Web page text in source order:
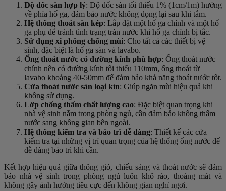
Độ dốc sàn hợp lý: Độ dốc sàn tối thiểu 1% (1cm/1m) hướng
về phía hố ga, đảm bảo nước không đọng lại sau khi tắm.
Hệ thống thoát sàn kép: Lắp đặt một hố ga chính và một hố
ga phụ để tránh tình trạng tràn nước khi hố ga chính bị tắc.
Sử dụng xi phông chống mùi: Cho tất cả các thiết bị vệ
sinh, đặc biệt là hố ga sàn và lavabo.
Ống thoát nước có đường kính phù hợp: Ống thoát nước
chính nên có đường kính tối thiểu 110mm, ống thoát từ
lavabo khoảng 40-50mm để đảm bảo khả năng thoát nước tốt.
Cửa thoát nước sàn loại kín: Giúp ngăn mùi hiệu quả khi
không sử dụng.
Lớp chống thấm chất lượng cao: Đặc biệt quan trọng khi
nhà vệ sinh nằm trong phòng ngủ, cần đảm bảo không thấm
nước sang không gian bên ngoài.
Hệ thống kiểm tra và bảo trì dễ dàng: Thiết kế các cửa
kiểm tra tại những vị trí quan trọng của hệ thống ống nước để
dễ dàng bảo trì khi cần.
Kết hợp hiệu quả giữa thông gió, chiếu sáng và thoát nước sẽ đảm
bảo nhà vệ sinh trong phòng ngủ luôn khô ráo, thoáng mát và
không gây ảnh hưởng tiêu cực đến không gian nghỉ ngơi.